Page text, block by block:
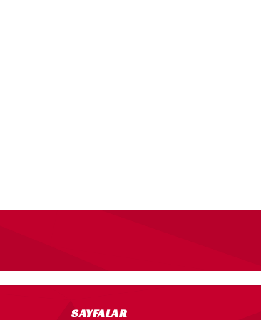
SAYFALAR